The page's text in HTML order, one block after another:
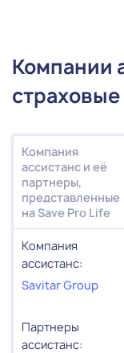
Компании
Компания
ассистанс и её
партнеры,
представленные
на Save Pro Life
Компания
ассистанс:
Savitar Group
Партнеры
ассистанс: